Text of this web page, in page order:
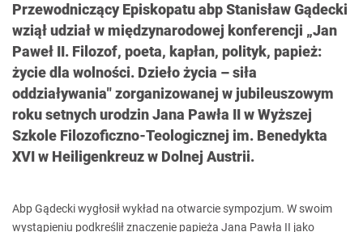
Przewodniczący Episkopatu abp Stanisław Gądecki
wziął udział w międzynarodowej konferencji „Jan
Paweł II. Filozof, poeta, kapłan, polityk, papież:
życie dla wolności. Dzieło życia – siła
oddziaływania" zorganizowanej w jubileuszowym
roku setnych urodzin Jana Pawła II w Wyższej
Szkole Filozoficzno-Teologicznej im. Benedykta
XVI w Heiligenkreuz w Dolnej Austrii.
Abp Gądecki wygłosił wykład na otwarcie sympozjum. W swoim
wystąpieniu podkreślił znaczenie papieża Jana Pawła II jako